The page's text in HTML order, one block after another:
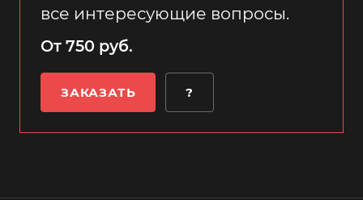
все интересующие вопросы.
От 750 руб.
ЗАКАЗАТЬ ?